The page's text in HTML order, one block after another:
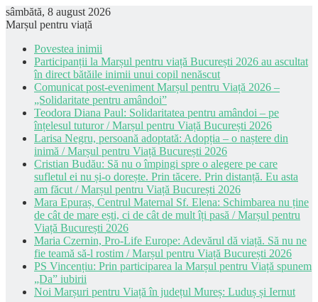
sâmbătă, 8 august 2026
Marșul pentru viață
Povestea inimii
Participanții la Marșul pentru viață București 2026 au ascultat
în direct bătăile inimii unui copil nenăscut
Comunicat post-eveniment Marșul pentru Viață 2026 –
„Solidaritate pentru amândoi”
Teodora Diana Paul: Solidaritatea pentru amândoi – pe
înțelesul tuturor / Marșul pentru Viață București 2026
Larisa Negru, persoană adoptată: Adopția – o naștere din
inimă / Marșul pentru Viață București 2026
Cristian Budău: Să nu o împingi spre o alegere pe care
sufletul ei nu și-o dorește. Prin tăcere. Prin distanță. Eu asta
am făcut / Marșul pentru Viață București 2026
Mara Epuraș, Centrul Maternal Sf. Elena: Schimbarea nu ține
de cât de mare ești, ci de cât de mult îți pasă / Marșul pentru
Viață București 2026
Maria Czernin, Pro-Life Europe: Adevărul dă viață. Să nu ne
fie teamă să-l rostim / Marșul pentru Viață București 2026
PS Vincențiu: Prin participarea la Marșul pentru Viață spunem
„Da” iubirii
Noi Marșuri pentru Viață în județul Mureș: Luduș și Iernut